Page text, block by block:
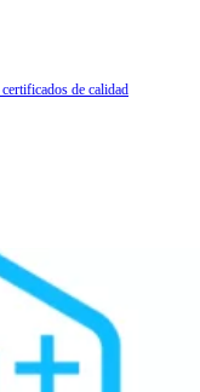
de calidad